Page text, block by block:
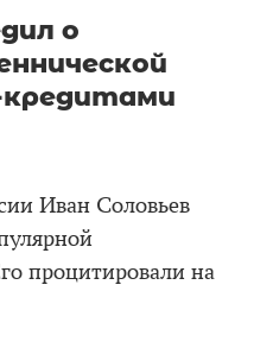
о
кредитами
Иван Соловьев
процитировали на